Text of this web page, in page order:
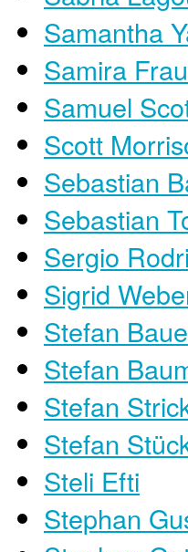
Samantha
Samira
Samuel
Scott
Sebastian
Sebastian
Sergio
Sigrid
Stefan
Stefan
Stefan
Stefan
Steli Efti
Stephan